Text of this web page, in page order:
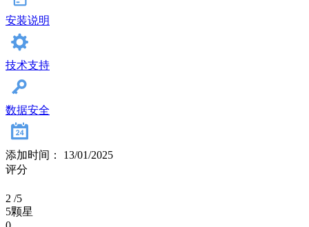
安装说明
技术支持
数据安全
添加时间： 13/01/2025
评分
2 /5
5颗星